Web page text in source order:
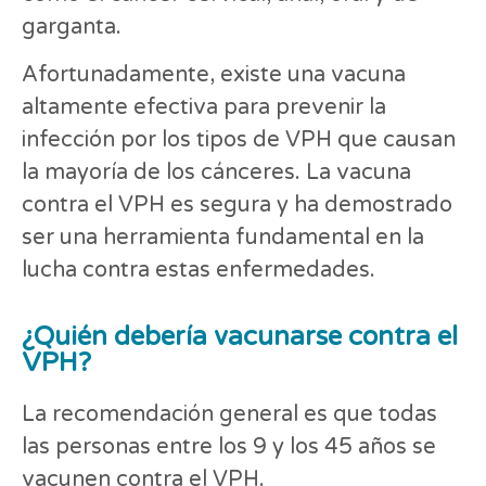
garganta.
Afortunadamente, existe una vacuna
altamente efectiva para prevenir la
infección por los tipos de VPH que causan
la mayoría de los cánceres. La vacuna
contra el VPH es segura y ha demostrado
ser una herramienta fundamental en la
lucha contra estas enfermedades.
¿Quién debería vacunarse contra el
VPH?
La recomendación general es que todas
las personas entre los 9 y los 45 años se
vacunen contra el VPH.